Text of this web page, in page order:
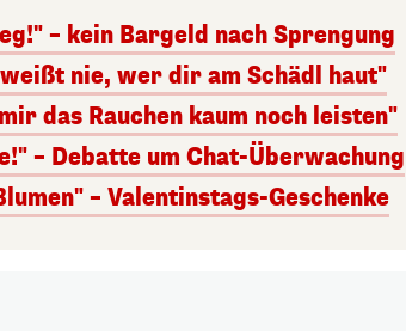
– kein Bargeld nach Sprengung
nie, wer dir am Schädl haut"
das Rauchen kaum noch leisten"
– Debatte um Chat-Überwachung
– Valentinstags-Geschenke